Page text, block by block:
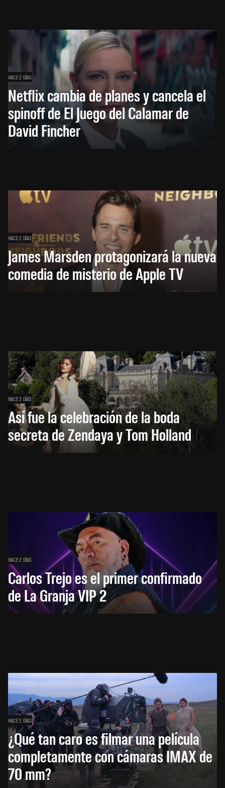
HACE 2 DÍAS
Netflix cambia de planes y cancela el
spinoff de El Juego del Calamar de
David Fincher
HACE 2 DÍAS
James Marsden protagonizará la nueva
comedia de misterio de Apple TV
HACE 2 DÍAS
Así fue la celebración de la boda
secreta de Zendaya y Tom Holland
HACE 2 DÍAS
Carlos Trejo es el primer confirmado
de La Granja VIP 2
HACE 2 DÍAS
¿Qué tan caro es filmar una película
completamente con cámaras IMAX de
70 mm?